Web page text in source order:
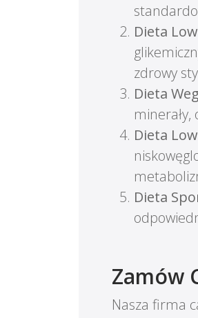
Dieta
zdrowy
Dieta
Dieta
Dieta
Zamów
Nasza firma